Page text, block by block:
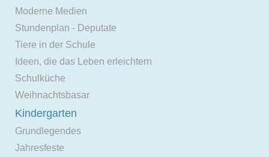
Moderne Medien
Stundenplan - Deputate
Tiere in der Schule
Ideen, die das Leben erleichtern
Schulküche
Weihnachtsbasar
Kindergarten
Grundlegendes
Jahresfeste